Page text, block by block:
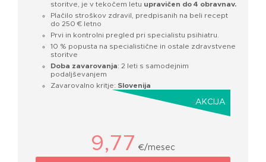
storitve, je v tekočem letu upravičen do 4 obravnav.
Plačilo stroškov zdravil, predpisanih na beli recept
do 250 € letno
Prvi in kontrolni pregled pri specialistu psihiatru.
10 % popusta na specialistične in ostale zdravstvene
storitve
Doba zavarovanja: 2 leti s samodejnim
podaljševanjem
Zavarovalno kritje: Slovenija
AKCIJA
9,77 €/mesec